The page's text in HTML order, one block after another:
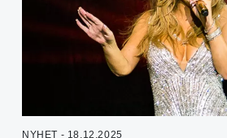
NYHET - 18.12.2025